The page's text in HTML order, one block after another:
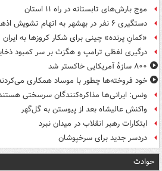
موج بارش‌های تابستانه در راه ۱۱ استان
دستگیری ۶ نفر در بهشهر به اتهام تشویش اذهان عمومی
«کمانِ پرنده» چینی برای شکار کروزها به
درگیری لفظی ترامپ و هگزث بر سر کمبود
۸۰۰ سازۀ آمریکایی خاکستر شد
خود فروخته‌ها چطور با موساد همکاری
ونس: ایرانی‌ها مذاکره‌کنندگان سرسختی
واکنش عالیشاه بعد از پیوستن به گل‌گهر
ابتکارات رهبر انقلاب در میدان نبرد
دردسر جدید برای سرخپوشان
حوادث